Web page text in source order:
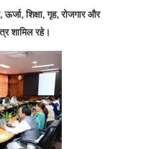
शिक्षा, गृह, रोजगार और
शामिल रहे।